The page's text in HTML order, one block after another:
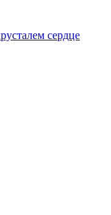
сердце